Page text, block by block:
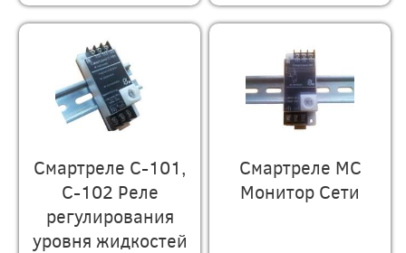
Смартреле С-101,
С-102 Реле
регулирования
уровня жидкостей
Смартреле МС
Монитор Сети